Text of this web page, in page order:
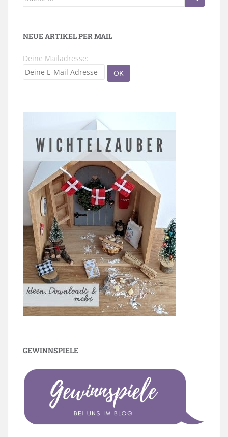
NEUE ARTIKEL PER MAIL
Deine Mailadresse:
GEWINNSPIELE